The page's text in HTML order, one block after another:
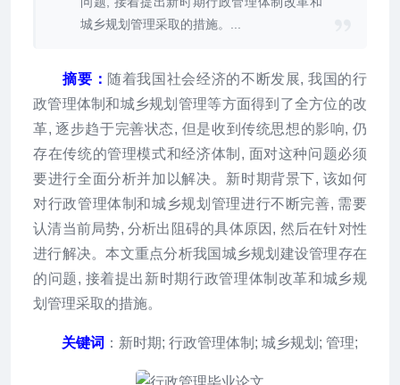
城乡规划管理采取的措施。...
摘要： 随着我国社会经济的不断发展, 我国的行
政管理体制和城乡规划管理等方面得到了全方位的改
革, 逐步趋于完善状态, 但是收到传统思想的影响, 仍
存在传统的管理模式和经济体制, 面对这种问题必须
要进行全面分析并加以解决。新时期背景下, 该如何
对行政管理体制和城乡规划管理进行不断完善, 需要
认清当前局势, 分析出阻碍的具体原因, 然后在针对性
进行解决。本文重点分析我国城乡规划建设管理存在
的问题, 接着提出新时期行政管理体制改革和城乡规
划管理采取的措施。
关键词 ：新时期; 行政管理体制; 城乡规划; 管理;